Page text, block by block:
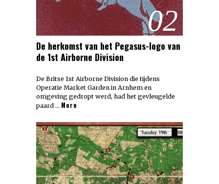
02
De herkomst van het Pegasus-logo van
de 1st Airborne Division
De Britse 1st Airborne Division die tijdens
Operatie Market Garden in Arnhem en
omgeving gedropt werd, had het gevleugelde
paard … More